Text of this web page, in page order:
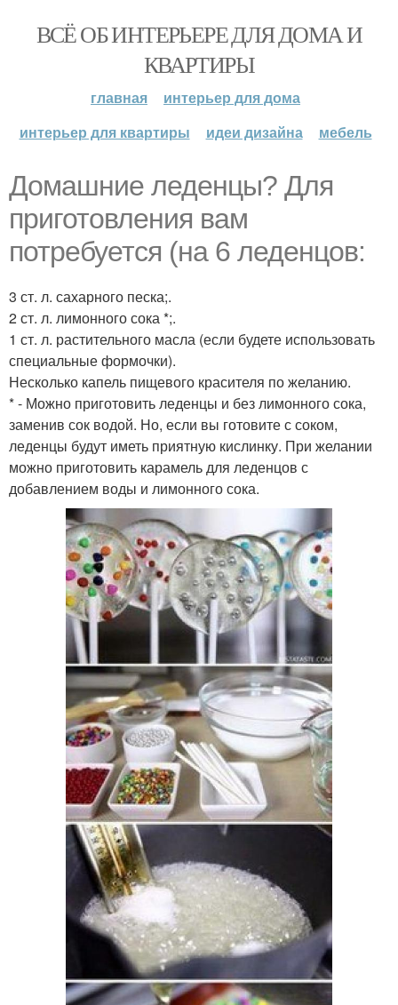
ВСЁ ОБ ИНТЕРЬЕРЕ ДЛЯ ДОМА И
КВАРТИРЫ
главная
интерьер для дома
интерьер для квартиры
идеи дизайна мебель
Домашние леденцы? Для
приготовления вам
потребуется (на 6 леденцов:
3 ст. л. сахарного песка;.
2 ст. л. лимонного сока *;.
1 ст. л. растительного масла (если будете использовать
специальные формочки).
Несколько капель пищевого красителя по желанию.
* - Можно приготовить леденцы и без лимонного сока,
заменив сок водой. Но, если вы готовите с соком,
леденцы будут иметь приятную кислинку. При желании
можно приготовить карамель для леденцов с
добавлением воды и лимонного сока.